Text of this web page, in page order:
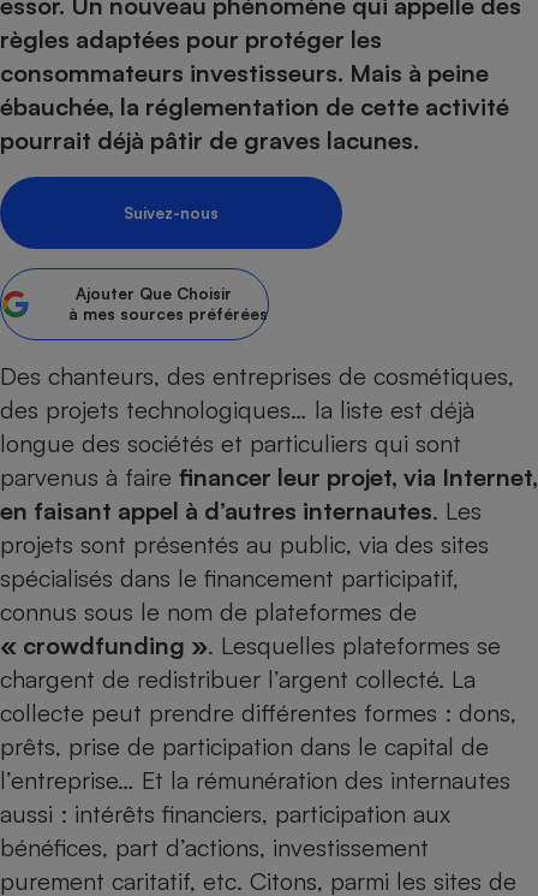
règles adaptées pour protéger les
consommateurs investisseurs. Mais à peine
ébauchée, la réglementation de cette activité
pourrait déjà pâtir de graves lacunes.
Suivez-nous
Ajouter Que Choisir
à mes sources préférées
Des chanteurs, des entreprises de cosmétiques,
des projets technologiques… la liste est déjà
longue des sociétés et particuliers qui sont
parvenus à faire financer leur projet, via Internet,
en faisant appel à d’autres internautes. Les
projets sont présentés au public, via des sites
spécialisés dans le financement participatif,
connus sous le nom de plateformes de
« crowdfunding ». Lesquelles plateformes se
chargent de redistribuer l’argent collecté. La
collecte peut prendre différentes formes : dons,
prêts, prise de participation dans le capital de
l’entreprise… Et la rémunération des internautes
aussi : intérêts financiers, participation aux
bénéfices, part d’actions, investissement
purement caritatif, etc. Citons, parmi les sites de
Sécurité - Hygiène
Complément
alimentaire
Assurance
Banque - Crédit
Epargne - Fiscalité
Mutuelle
Assurance emprunteur
Banque
Circulation routière
Contrôle technique -
Pièce détachée
Moto
Comparateur auto
Supermarché - Drive
Comparatif
Comparatif plaque à
Comparatif hotte
Comparatif climatiseur
Comparatif cafetière
Comparatif robot cuiseur
Comparatif centrale
Gros électroménager
Petit électroménager -
Lave-linge
Électricité - Gaz
Comparatif casque audio
Comparatif barre de son
Comparatif imprimante
Comparatif ordinateur
Image et son
Informatique
Internet
Téléphonie
Téléviseur
Crédit immobilier
Comparatif tondeuse
Comparatif poêle à
Comparatif radiateur
Chauffage
Produit d'entretien
Sécurité domestique
Matelas
Hygiène - Beauté
Mutuelle
Antimoustique
Maison de retraite
Choisir son fioul
Choisir son pellet
Comparateur assurance emprunteur
Energie Moins Chère Ensemble
Tous les comparateurs
Toutes les cartes interactives
Speedtest - Testez le débit de votre
connexion Internet